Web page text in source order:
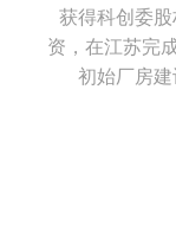
获得科创委股
资，在江苏完
初始厂房建